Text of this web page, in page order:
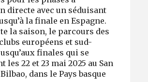
directe avec un séduisant
la finale en Espagne.
la saison, le parcours des
européens et sud-
finales qui se
les 22 et 23 mai 2025 au San
dans le Pays basque